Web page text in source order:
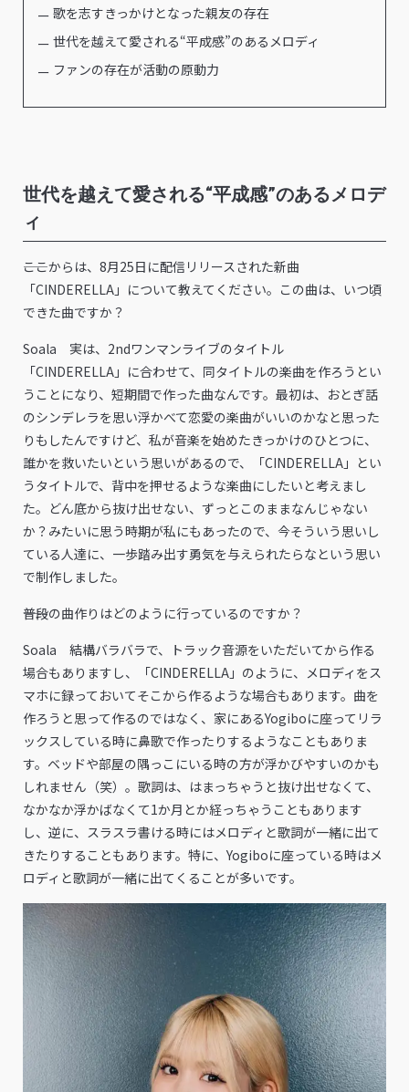
歌を志すきっかけとなった親友の存在
世代を越えて愛される“平成感”のあるメロディ
ファンの存在が活動の原動力
世代を越えて愛される“平成感”のあるメロデ
ィ
――ここからは、8月25日に配信リリースされた新曲
「CINDERELLA」について教えてください。この曲は、いつ頃
できた曲ですか？
Soala 実は、2ndワンマンライブのタイトル
「CINDERELLA」に合わせて、同タイトルの楽曲を作ろうとい
うことになり、短期間で作った曲なんです。最初は、おとぎ話
のシンデレラを思い浮かべて恋愛の楽曲がいいのかなと思った
りもしたんですけど、私が音楽を始めたきっかけのひとつに、
誰かを救いたいという思いがあるので、「CINDERELLA」とい
うタイトルで、背中を押せるような楽曲にしたいと考えまし
た。どん底から抜け出せない、ずっとこのままなんじゃない
か？みたいに思う時期が私にもあったので、今そういう思いし
ている人達に、一歩踏み出す勇気を与えられたらなという思い
で制作しました。
――普段の曲作りはどのように行っているのですか？
Soala 結構バラバラで、トラック音源をいただいてから作る
場合もありますし、「CINDERELLA」のように、メロディをス
マホに録っておいてそこから作るような場合もあります。曲を
作ろうと思って作るのではなく、家にあるYogiboに座ってリラ
ックスしている時に鼻歌で作ったりするようなこともありま
す。ベッドや部屋の隅っこにいる時の方が浮かびやすいのかも
しれません（笑）。歌詞は、はまっちゃうと抜け出せなくて、
なかなか浮かばなくて1か月とか経っちゃうこともあります
し、逆に、スラスラ書ける時にはメロディと歌詞が一緒に出て
きたりすることもあります。特に、Yogiboに座っている時はメ
ロディと歌詞が一緒に出てくることが多いです。